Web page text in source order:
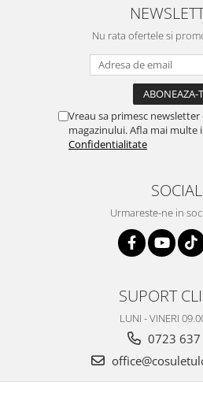
Nu rata ofertele si
Vreau sa primesc
magazinului. Afla mai multe
Confidentialitate
SOCIAL
Urmareste-ne in
SUPORT
LUNI - VINERI
0723 637